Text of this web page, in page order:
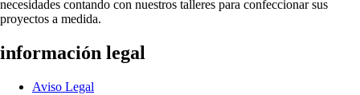
necesidades contando con nuestros talleres para confeccionar sus
proyectos a medida.
información legal
Aviso Legal